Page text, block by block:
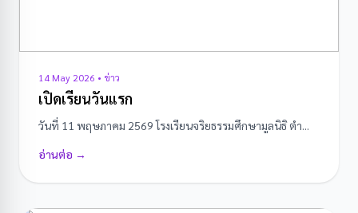
14 May 2026 • ข่าว
เปิดเรียนวันแรก
วันที่ 11 พฤษภาคม 2569 โรงเรียนจริยธรรมศึกษามูลนิธิ ตำ...
อ่านต่อ →